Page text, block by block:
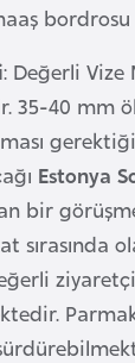
: Değerli
35-40
Estonya
bir
sırasında